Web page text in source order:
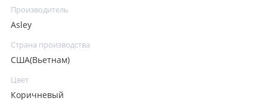
Производитель
Asley
Страна производства
США(Вьетнам)
Цвет
Коричневый